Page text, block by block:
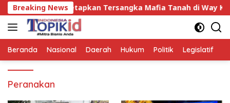
Langsung
ke
konten
Breaking News
RI Tetapkan Tersangka Mafia Tanah di Way Kanan dan
Beranda Nasional Daerah Hukum Politik Legislatif
Peranakan